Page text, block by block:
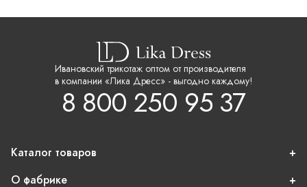
Ивановский трикотаж оптом от производителя
в компании «Лика Дресс» - выгодно каждому!
8 800 250 95 37
Каталог товаров
О фабрике